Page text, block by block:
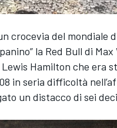
crocevia del mondiale
la Red Bull di
Hamilton che era
in seria difficoltà
un distacco di sei